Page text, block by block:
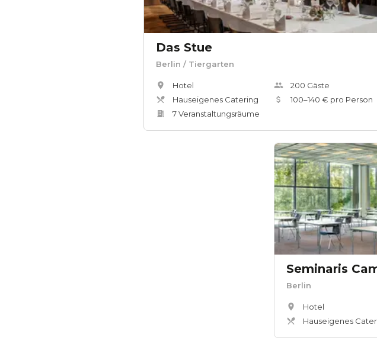
Das Stue
Berlin / Tiergarten
Hotel
Hauseigenes Catering
7Veranstaltungsräume
200 Gäste
100–140 € pro Person
Seminaris
Berlin
Hotel
Hauseigenes